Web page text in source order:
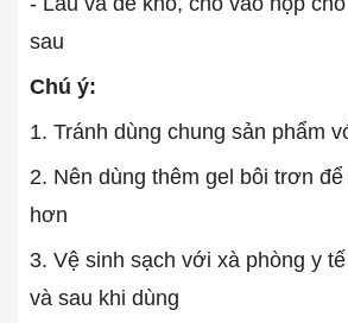
sau
Chú ý:
1. Tránh dùng chung sản phẩm
2. Nên dùng thêm gel bôi trơn
hơn
3. Vệ sinh sạch với xà phòng y
và sau khi dùng